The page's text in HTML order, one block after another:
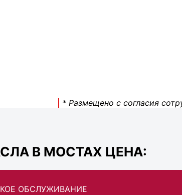
* Размещено с согласия
В МОСТАХ ЦЕНА:
ОБСЛУЖИВАНИЕ